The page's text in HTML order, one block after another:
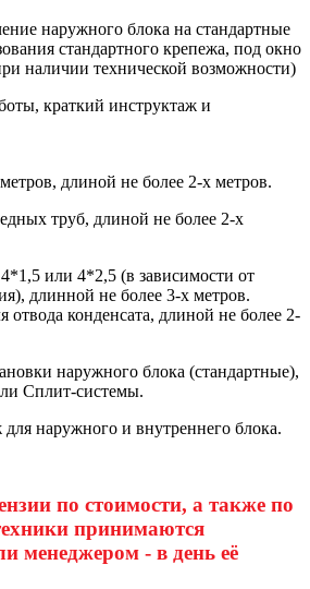
наружного блока на стандартные
стандартного крепежа, под окно
наличии технической возможности)
краткий инструктаж и
длиной не более 2-х метров.
труб, длиной не более 2-х
или 4*2,5 (в зависимости от
длинной не более 3-х метров.
отвода конденсата, длиной не более 2-
наружного блока (стандартные),
Сплит-системы.
наружного и внутреннего блока.
по стоимости, а также по
принимаются
менеджером - в день её